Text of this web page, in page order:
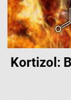
Kortizol: